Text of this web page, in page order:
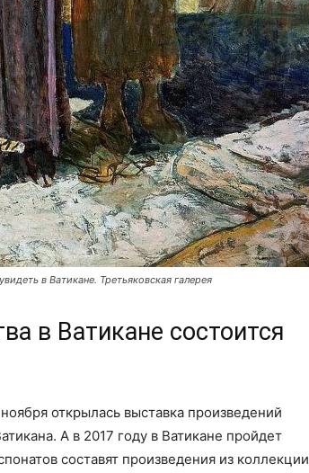
в Ватикане. Третьяковская галерея
в Ватикане состоится
открылась выставка произведений
А в 2017 году в Ватикане пройдет
составят произведения из коллекции